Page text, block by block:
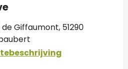
Giffaumont, 51290